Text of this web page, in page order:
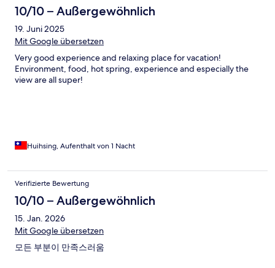
10/10 – Außergewöhnlich
19. Juni 2025
Mit Google übersetzen
Very good experience and relaxing place for vacation!
Environment, food, hot spring, experience and especially the
view are all super!
Huihsing, Aufenthalt von 1 Nacht
Verifizierte Bewertung
10/10 – Außergewöhnlich
15. Jan. 2026
Mit Google übersetzen
모든 부분이 만족스러움